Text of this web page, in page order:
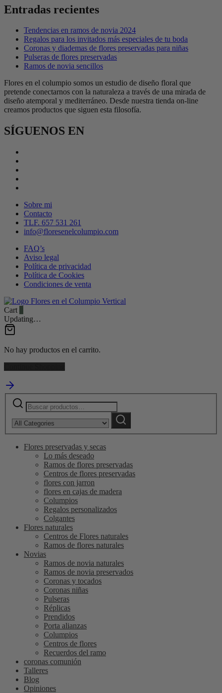
Entradas recientes
Tendencias en ramos de novia 2024
Regalos para los invitados más especiales de tu boda
Coronas y diademas de flores preservadas para niñas
Pulseras de flores preservadas
Ramos de novia sencillos
Flores en el columpio somos un estudio de diseño floral que
pretende conectarnos con la naturaleza a través de una mirada de
diseño atemporal y mediterráneo. Desde nuestra tienda on-line
creamos productos que siguen esta filosofía.
SÍGUENOS EN
Sobre mi
Contacto
TLF. 657 531 261
info@floresenelcolumpio.com
FAQ’s
Aviso legal
Política de privacidad
Política de Cookies
Condiciones de venta
Cart
Updating…
No hay productos en el carrito.
Buscar
por:
category:
Buscar
Flores preservadas y secas
Lo más deseado
Ramos de flores preservadas
Centros de flores preservadas
flores con jarron
flores en cajas de madera
Columpios
Regalos personalizados
Colgantes
Flores naturales
Centros de Flores naturales
Ramos de flores naturales
Novias
Ramos de novia naturales
Ramos de novia preservados
Coronas y tocados
Coronas niñas
Pulseras
Réplicas
Prendidos
Porta alianzas
Columpios
Centros de flores
Recuerdos del ramo
coronas comunión
Talleres
Blog
Opiniones